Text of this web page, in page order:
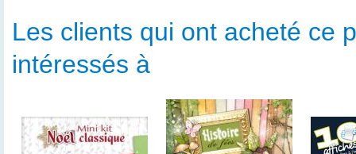
Les clients qui ont acheté ce
intéressés à